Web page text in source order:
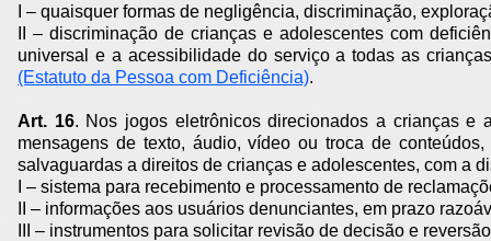
I – quaisquer formas de negligência, discriminação,
II – discriminação de crianças e adolescentes com
universal e a acessibilidade do serviço a todas as
(Estatuto da Pessoa com Deficiência).
Art. 16. Nos jogos eletrônicos direcionados a crianças e
mensagens de texto, áudio, vídeo ou troca de
salvaguardas a direitos de crianças e adolescentes, com a
I – sistema para recebimento e processamento de
II – informações aos usuários denunciantes, em prazo
III – instrumentos para solicitar revisão de decisão e